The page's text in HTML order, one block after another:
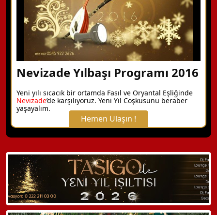
Nevizade Yılbaşı Programı 2016
Yeni yılı sıcacık bir ortamda Fasıl ve Oryantal Eşliğinde
Nevizade’de karşılıyoruz. Yeni Yıl Coşkusunu beraber
yaşayalım.
Hemen Ulaşın !
X Kapat
WhatsApp ile Bilgi Alın
Hemen Arayın